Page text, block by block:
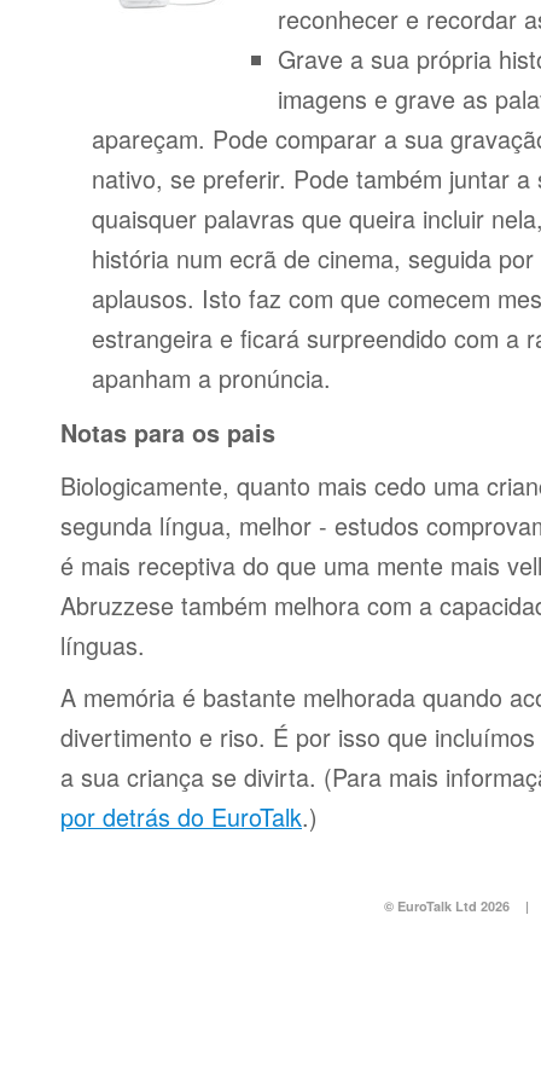
reconhecer e recordar
Grave a sua própria
imagens e grave as
apareçam. Pode comparar a sua
nativo, se preferir. Pode também juntar a
quaisquer palavras que queira incluir
história num ecrã de cinema, seguida
aplausos. Isto faz com que comecem
estrangeira e ficará surpreendido com a
apanham a pronúncia.
Notas para os pais
Biologicamente, quanto mais cedo uma
segunda língua, melhor - estudos
é mais receptiva do que uma mente mais
Abruzzese também melhora com a
línguas.
A memória é bastante melhorada quando
divertimento e riso. É por isso que
a sua criança se divirta. (Para mais
por detrás do EuroTalk.)
© EuroTalk Ltd 2026 |